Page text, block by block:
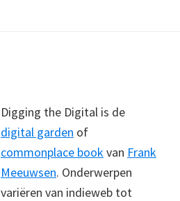
Digging the Digital is de
digital garden of
commonplace bookvan Frank
Meeuwsen. Onderwerpen
variëren van indieweb tot